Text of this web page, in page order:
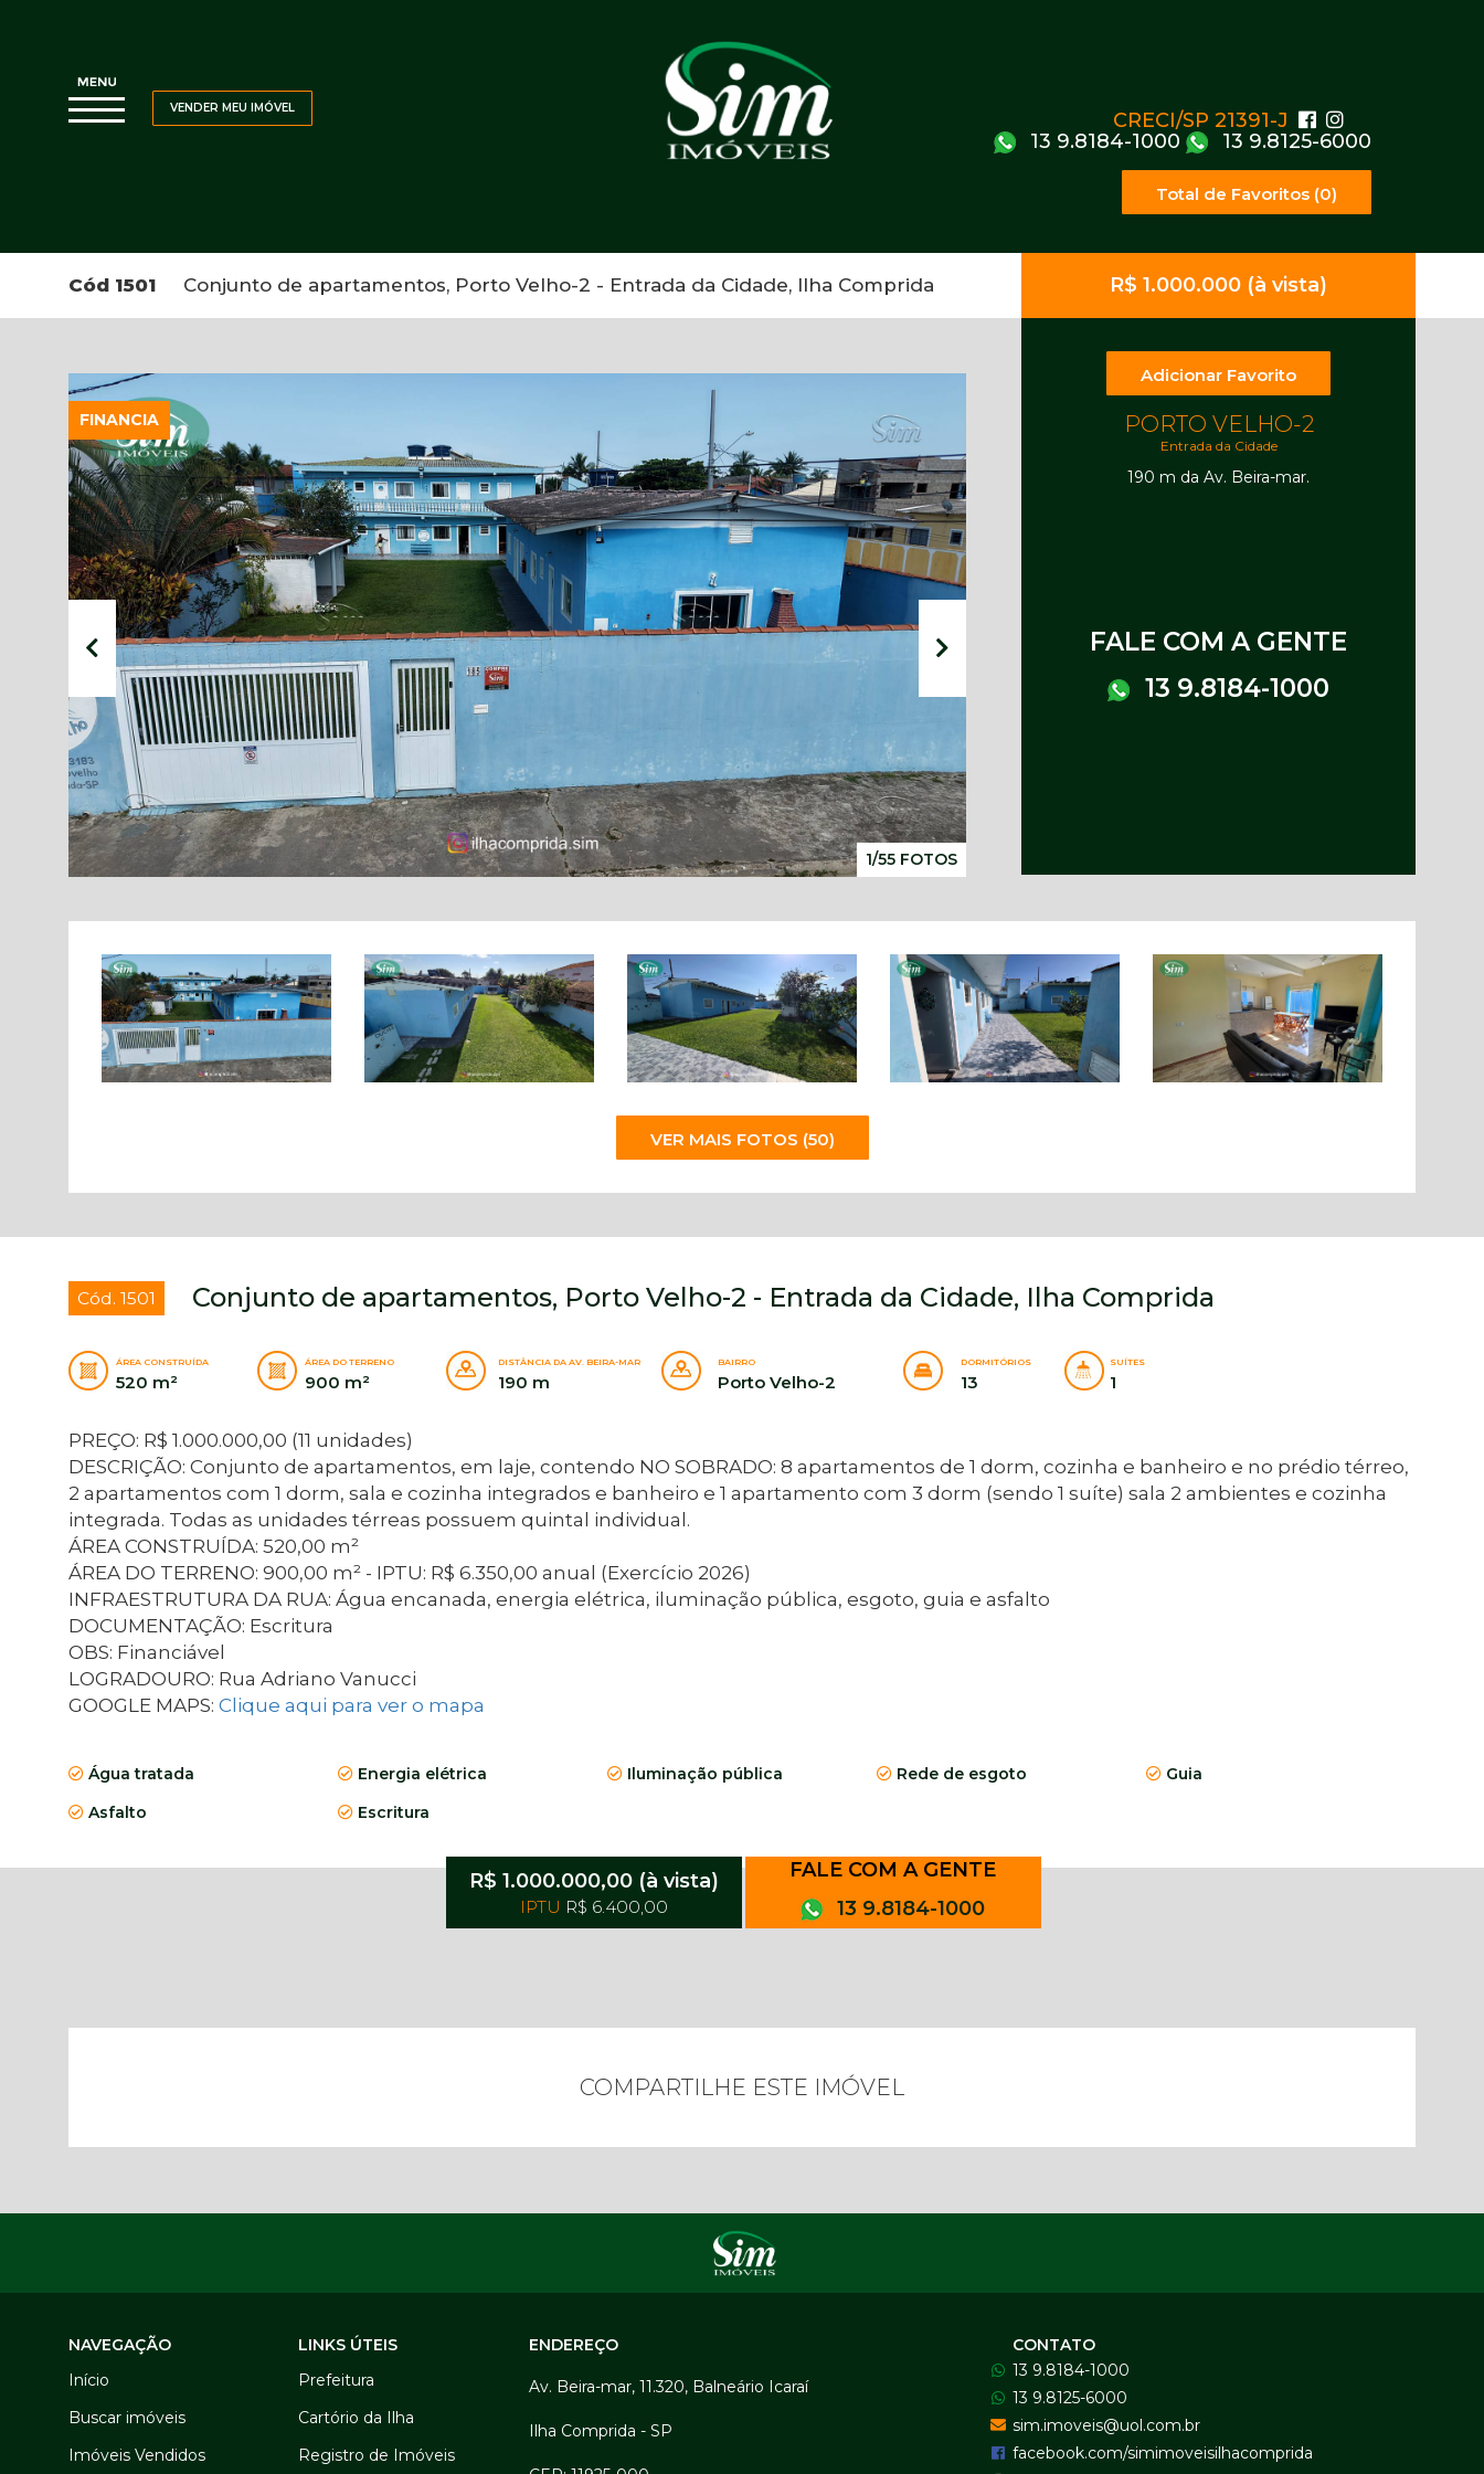
CRECI/SP 21391-J
13 9.8184-1000
13 9.8125-6000
Total de Favoritos (0)
VENDER MEU IMÓVEL
Cód 1501 Conjunto de apartamentos, Porto Velho-2 - Entrada da Cidade, Ilha Comprida R$ 1.000.000 (à vista)
FINANCIA
1/55 FOTOS
Adicionar Favorito
PORTO VELHO-2
Entrada da Cidade
190 m da Av. Beira-mar.
FALE COM A GENTE
13 9.8184-1000
VER MAIS FOTOS (50)
Cód. 1501 Conjunto de apartamentos, Porto Velho-2 - Entrada da Cidade, Ilha Comprida
ÁREA CONSTRUÍDA
520 m²
ÁREA DO TERRENO
900 m²
DISTÂNCIA DA AV. BEIRA-MAR
190 m
BAIRRO
Porto Velho-2
DORMITÓRIOS
13
SUÍTES
1
PREÇO: R$ 1.000.000,00 (11 unidades)
DESCRIÇÃO: Conjunto de apartamentos, em laje, contendo NO SOBRADO: 8 apartamentos de 1 dorm, cozinha e banheiro e no prédio térreo,
2 apartamentos com 1 dorm, sala e cozinha integrados e banheiro e 1 apartamento com 3 dorm (sendo 1 suíte) sala 2 ambientes e cozinha
integrada. Todas as unidades térreas possuem quintal individual.
ÁREA CONSTRUÍDA: 520,00 m²
ÁREA DO TERRENO: 900,00 m² - IPTU: R$ 6.350,00 anual (Exercício 2026)
INFRAESTRUTURA DA RUA: Água encanada, energia elétrica, iluminação pública, esgoto, guia e asfalto
DOCUMENTAÇÃO: Escritura
OBS: Financiável
LOGRADOURO: Rua Adriano Vanucci
GOOGLE MAPS: Clique aqui para ver o mapa
Água tratada Energia elétrica Iluminação pública Rede de esgoto
Guia
Asfalto
Escritura
R$ 1.000.000,00 (à vista)
IPTU R$ 6.400,00
FALE COM A GENTE
13 9.8184-1000
COMPARTILHE ESTE IMÓVEL
NAVEGAÇÃO
Início
Buscar imóveis
Imóveis Vendidos
LINKS ÚTEIS
Prefeitura
Cartório da Ilha
Registro de Imóveis
ENDEREÇO
Av. Beira-mar, 11.320, Balneário Icaraí
Ilha Comprida - SP
CONTATO
13 9.8184-1000
13 9.8125-6000
sim.imoveis@uol.com.br
facebook.com/simimoveisilhacomprida